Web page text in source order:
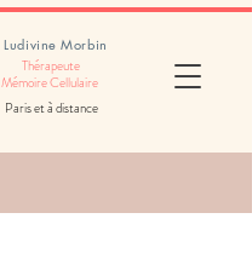
Ludivine Morbin
Thérapeute
Mémoire Cellulaire
Paris et à distance